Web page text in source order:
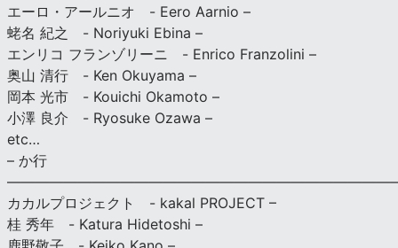
エーロ・アールニオ - Eero Aarnio –
蛯名 紀之 - Noriyuki Ebina –
エンリコ フランゾリーニ - Enrico Franzolini –
奥山 清行 - Ken Okuyama –
岡本 光市 - Kouichi Okamoto –
小澤 良介 - Ryosuke Ozawa –
etc…
– か行
カカルプロジェクト - kakal PROJECT –
桂 秀年 - Katura Hidetoshi –